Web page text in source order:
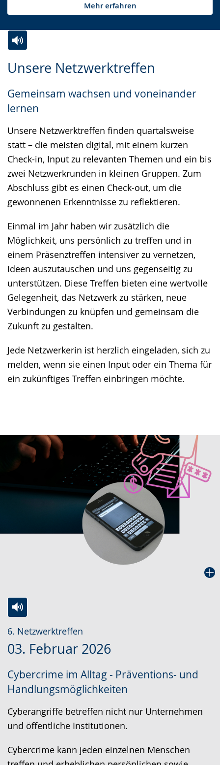
Mehr erfahren
Unsere Netzwerktreffen
Gemeinsam wachsen und voneinander
lernen
Unsere Netzwerktreffen finden quartalsweise
statt – die meisten digital, mit einem kurzen
Check-in, Input zu relevanten Themen und ein bis
zwei Netzwerkrunden in kleinen Gruppen. Zum
Abschluss gibt es einen Check-out, um die
gewonnenen Erkenntnisse zu reflektieren.
Einmal im Jahr haben wir zusätzlich die
Möglichkeit, uns persönlich zu treffen und in
einem Präsenztreffen intensiver zu vernetzen,
Ideen auszutauschen und uns gegenseitig zu
unterstützen. Diese Treffen bieten eine wertvolle
Gelegenheit, das Netzwerk zu stärken, neue
Verbindungen zu knüpfen und gemeinsam die
Zukunft zu gestalten.
Jede Netzwerkerin ist herzlich eingeladen, sich zu
melden, wenn sie einen Input oder ein Thema für
ein zukünftiges Treffen einbringen möchte.
Leichten
wechseln.
Audio-
Video
Deutscher
Gebärdensprache
wird
angezeigt.
6. Netzwerktreffen
03. Februar 2026
Cybercrime im Alltag - Präventions- und
Handlungsmöglichkeiten
Cyberangriffe betreffen nicht nur Unternehmen
und öffentliche Institutionen.
Cybercrime kann jeden einzelnen Menschen
Leichten
Sprache
Audio-
Unterstützung.
Video
in
Gebärdensprache
wird
angezeigt.